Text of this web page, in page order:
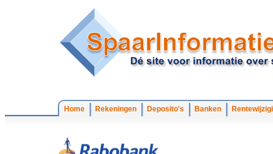
Home Rekeningen Deposito's Banken